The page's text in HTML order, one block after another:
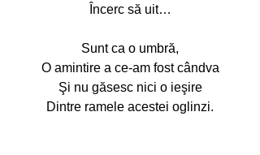
Încerc să uit…
Sunt ca o umbră,
O amintire a ce-am fost cândva
Şi nu găsesc nici o ieşire
Dintre ramele acestei oglinzi.